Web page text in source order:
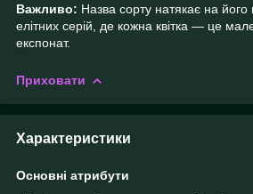
Важливо: Назва сорту натякає на його
елітних серій, де кожна квітка — це
експонат.
Приховати
Характеристики
Основні атрибути